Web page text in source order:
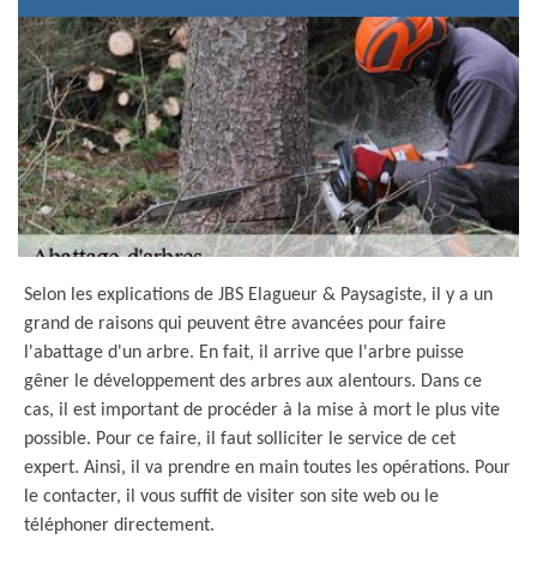
Selon les explications de JBS Elagueur & Paysagiste, il y a un
grand de raisons qui peuvent être avancées pour faire
l'abattage d'un arbre. En fait, il arrive que l'arbre puisse
gêner le développement des arbres aux alentours. Dans ce
cas, il est important de procéder à la mise à mort le plus vite
possible. Pour ce faire, il faut solliciter le service de cet
expert. Ainsi, il va prendre en main toutes les opérations. Pour
le contacter, il vous suffit de visiter son site web ou le
téléphoner directement.